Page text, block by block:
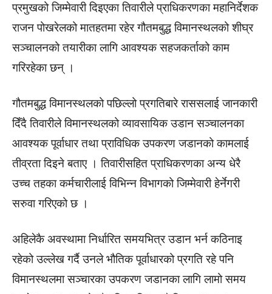
प्रमुखको जिम्मेवारी दिइएका तिवारीले प्राधिकरणका महानिर्देशक
राजन पोखरेलको मातहतमा रहेर गौतमबुद्ध विमानस्थलको शीघ्र
सञ्चालनको तयारीका लागि आवश्यक सहजकर्ताको काम
गरिरहेका छन् ।
गौतमबुद्ध विमानस्थलको पछिल्लो प्रगतिबारे राससलाई जानकारी
दिँदै तिवारीले विमानस्थलको व्यावसायिक उडान सञ्चालनका
आवश्यक पूर्वाधार तथा प्राविधिक उपकरण जडानको कामलाई
तीव्रता दिइने बताए । तिवारीसहित प्राधिकरणका अन्य धेरै
उच्च तहका कर्मचारीलाई विभिन्न विभागको जिम्मेवारी हेर्नेगरी
सरुवा गरिएको छ ।
अहिलेकै अवस्थामा निर्धारित समयभित्र उडान भर्न कठिनाइ
रहेको उल्लेख गर्दै उनले भौतिक पूर्वाधारको प्रगति रहे पनि
विमानस्थलमा सञ्चारका उपकरण जडानका लागि लामो समय